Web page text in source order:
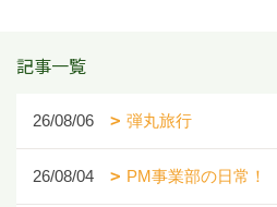
記事一覧
26/08/06 弾丸旅行
26/08/04 PM事業部の日常！